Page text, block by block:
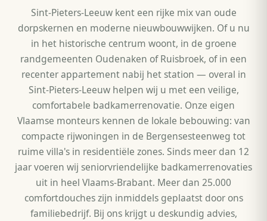
Sint-Pieters-Leeuw kent een rijke mix van oude
dorpskernen en moderne nieuwbouwwijken. Of u nu
in het historische centrum woont, in de groene
randgemeenten Oudenaken of Ruisbroek, of in een
recenter appartement nabij het station — overal in
Sint-Pieters-Leeuw helpen wij u met een veilige,
comfortabele badkamerrenovatie. Onze eigen
Vlaamse monteurs kennen de lokale bebouwing: van
compacte rijwoningen in de Bergensesteenweg tot
ruime villa's in residentiële zones. Sinds meer dan 12
jaar voeren wij seniorvriendelijke badkamerrenovaties
uit in heel Vlaams-Brabant. Meer dan 25.000
comfortdouches zijn inmiddels geplaatst door ons
familiebedrijf. Bij ons krijgt u deskundig advies,